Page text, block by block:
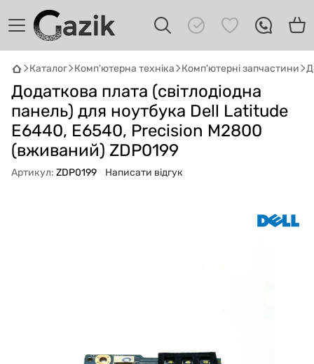
Каталог Комп'ютерна техніка Комп'ютерні запчастини
Додаткова плата (cвітлодіодна
панель) для ноутбука Dell Latitude
E6440, E6540, Precision M2800
(вживаний) ZDP0199
Артикул: ZDP0199 Написати відгук
GAZIKAI
Онлайн · пошук техніки
Привіт! 👋 Я Gazik AI — допоможу
підібрати вживану комп'ютерну техніку.
Що шукаєш?